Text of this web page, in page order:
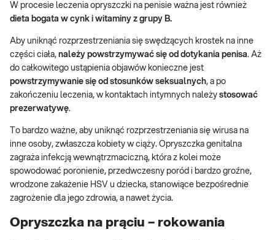
W procesie leczenia opryszczki na penisie ważna jest również
dieta bogata w cynk i witaminy z grupy B.
Aby uniknąć rozprzestrzeniania się swędzących krostek na inne
części ciała, należy powstrzymywać się od dotykania penisa. Aż
do całkowitego ustąpienia objawów konieczne jest
powstrzymywanie się od stosunków seksualnych, a po
zakończeniu leczenia, w kontaktach intymnych należy stosować
prezerwatywę.
To bardzo ważne, aby uniknąć rozprzestrzeniania się wirusa na
inne osoby, zwłaszcza kobiety w ciąży. Opryszczka genitalna
zagraża infekcją wewnątrzmaciczną, która z kolei może
spowodować poronienie, przedwczesny poród i bardzo groźne,
wrodzone zakażenie HSV u dziecka, stanowiące bezpośrednie
zagrożenie dla jego zdrowia, a nawet życia.
Opryszczka na prąciu – rokowania